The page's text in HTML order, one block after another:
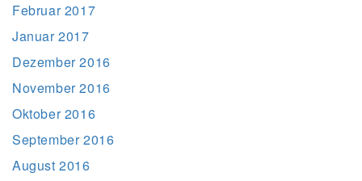
Februar 2017
Januar 2017
Dezember 2016
November 2016
Oktober 2016
September 2016
August 2016